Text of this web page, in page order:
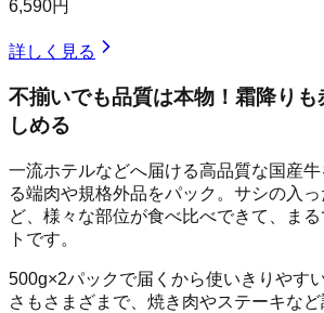
6,590円
詳しく見る
不揃いでも品質は本物！霜降り
しめる
一流ホテルなどへ届ける高品質な国産
る端肉や規格外品をパック。サシの入
ど、様々な部位が食べ比べできて、ま
トです。
500g×2パックで届くから使いきりやす
さもさまざまで、焼き肉やステーキな